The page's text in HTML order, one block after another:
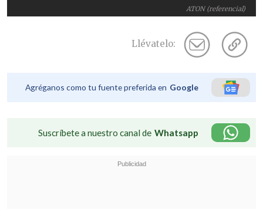
ATON (referencial)
Llévatelo:
Agréganos como tu fuente preferida en Google
Suscríbete a nuestro canal de Whatsapp